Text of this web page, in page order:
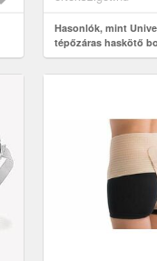
Hasonlók, mint
tépőzáras haskötő
Scudotex S-123, 20